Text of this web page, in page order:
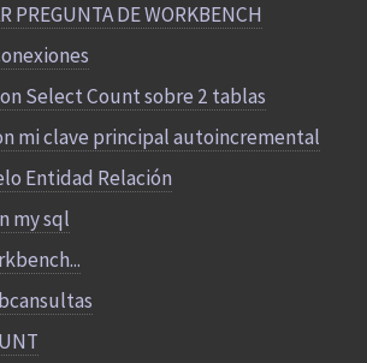
PREGUNTA DE WORKBENCH
Select Count sobre 2 tablas
mi clave principal autoincremental
Entidad Relación
my sql